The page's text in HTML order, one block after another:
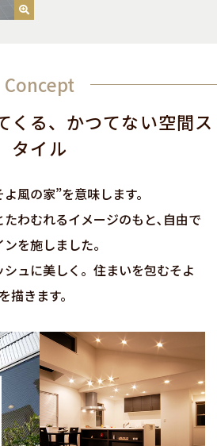
Concept
くる、かつてない空間ス
タイル
風の家”を意味します。
わむれるイメージのもと､自由で
を施しました。
ュに美しく。住まいを包むそよ
描きます。